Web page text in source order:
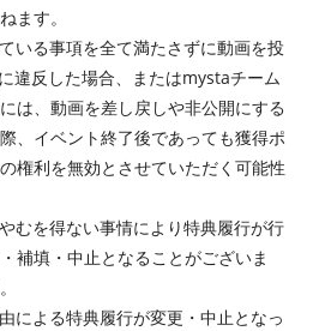
ます。
いる事項を全て満たさずに動画を投
違反した場合、またはmystaチーム
は、動画を差し戻しや非公開にする
、イベント終了後であっても獲得ポ
権利を無効とさせていただく可能性
むを得ない事情により特典履行が行
補填・中止となることがございま
による特典履行が変更・中止となっ